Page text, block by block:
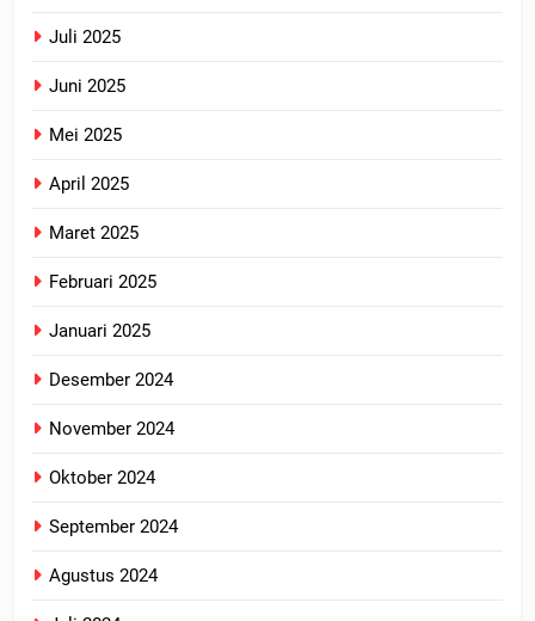
Juli 2025
Juni 2025
Mei 2025
April 2025
Maret 2025
Februari 2025
Januari 2025
Desember 2024
November 2024
Oktober 2024
September 2024
Agustus 2024